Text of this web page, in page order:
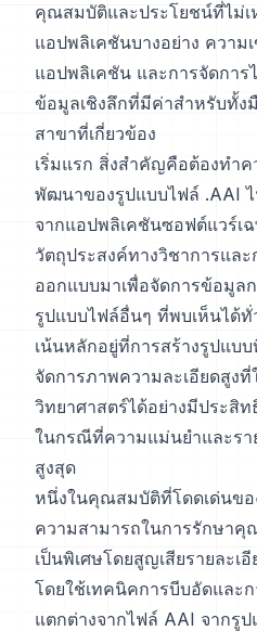
คุณสมบัติและประโยชน์ที่ไม่
แอปพลิเคชันบางอย่าง ความ
แอปพลิเคชัน และการจัดการ
ข้อมูลเชิงลึกที่มีค่าสำหรับทั้
สาขาที่เกี่ยวข้อง
เริ่มแรก สิ่งสำคัญคือต้องทำค
พัฒนาของรูปแบบไฟล์ .AAI
จากแอปพลิเคชันซอฟต์แวร์เ
วัตถุประสงค์ทางวิชาการและ
ออกแบบมาเพื่อจัดการข้อมู
รูปแบบไฟล์อื่นๆ ที่พบเห็นได้
เน้นหลักอยู่ที่การสร้างรูปแบ
จัดการภาพความละเอียดสูงที่
วิทยาศาสตร์ได้อย่างมีประสิท
ในกรณีที่ความแม่นยำและร
สูงสุด
หนึ่งในคุณสมบัติที่โดดเด่นข
ความสามารถในการรักษา
เป็นพิเศษโดยสูญเสียรายละเ
โดยใช้เทคนิคการบีบอัดและ
แตกต่างจากไฟล์ AAI จากรู